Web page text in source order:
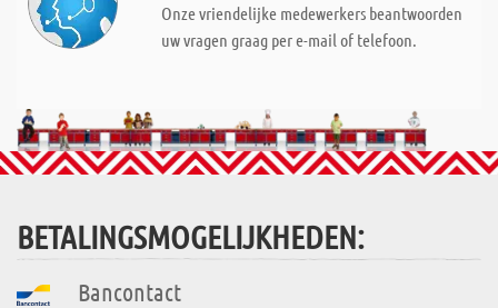
Onze vriendelijke medewerkers beantwoorden
uw vragen graag per e-mail of telefoon.
BETALINGSMOGELIJKHEDEN:
Bancontact